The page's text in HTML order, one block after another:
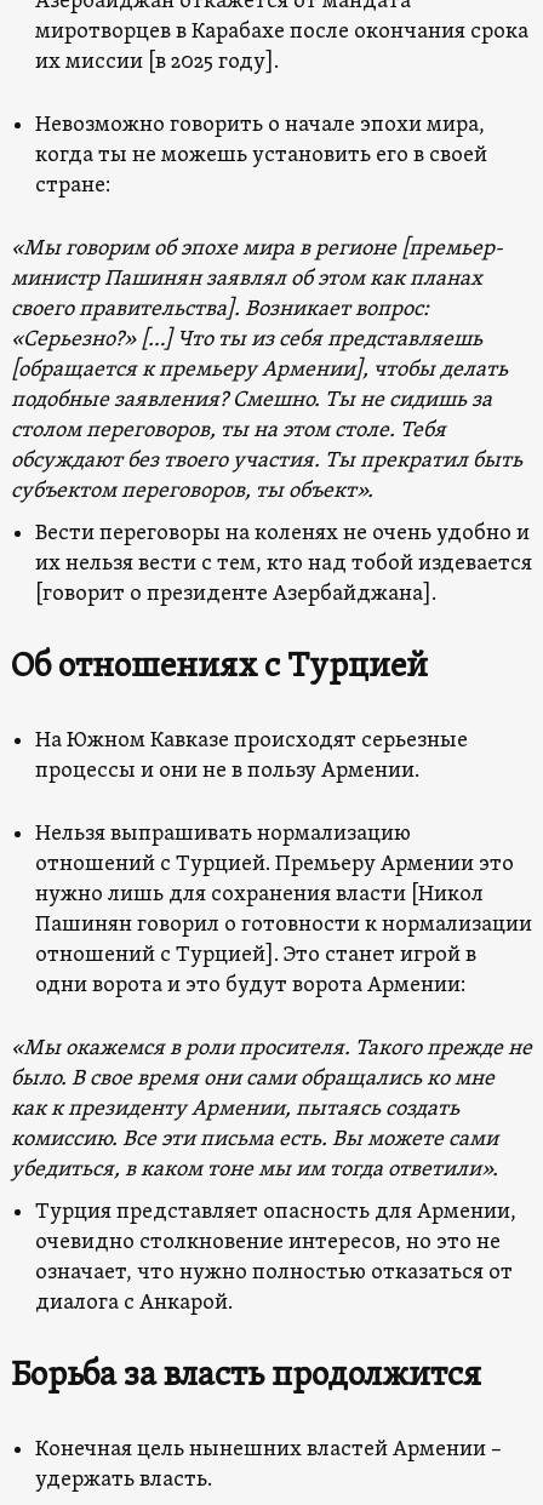
миротворцев в Карабахе после окончания срока
их миссии [в 2025 году].
Невозможно говорить о начале эпохи мира,
когда ты не можешь установить его в своей
стране:
«Мы говорим об эпохе мира в регионе [премьер-
министр Пашинян заявлял об этом как планах
своего правительства]. Возникает вопрос:
«Серьезно?» […] Что ты из себя представляешь
[обращается к премьеру Армении], чтобы делать
подобные заявления? Смешно. Ты не сидишь за
столом переговоров, ты на этом столе. Тебя
обсуждают без твоего участия. Ты прекратил быть
субъектом переговоров, ты объект».
Вести переговоры на коленях не очень удобно и
их нельзя вести с тем, кто над тобой издевается
[говорит о президенте Азербайджана].
Об отношениях с Турцией
На Южном Кавказе происходят серьезные
процессы и они не в пользу Армении.
Нельзя выпрашивать нормализацию
отношений с Турцией. Премьеру Армении это
нужно лишь для сохранения власти [Никол
Пашинян говорил о готовности к нормализации
отношений с Турцией]. Это станет игрой в
одни ворота и это будут ворота Армении:
«Мы окажемся в роли просителя. Такого прежде не
было. В свое время они сами обращались ко мне
как к президенту Армении, пытаясь создать
комиссию. Все эти письма есть. Вы можете сами
убедиться, в каком тоне мы им тогда ответили».
Турция представляет опасность для Армении,
очевидно столкновение интересов, но это не
означает, что нужно полностью отказаться от
диалога с Анкарой.
Борьба за власть продолжится
Конечная цель нынешних властей Армении –
удержать власть.